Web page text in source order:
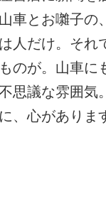
車とお囃子の
人だけ。そ
のが。山車に
思議な雰囲気
、心があり